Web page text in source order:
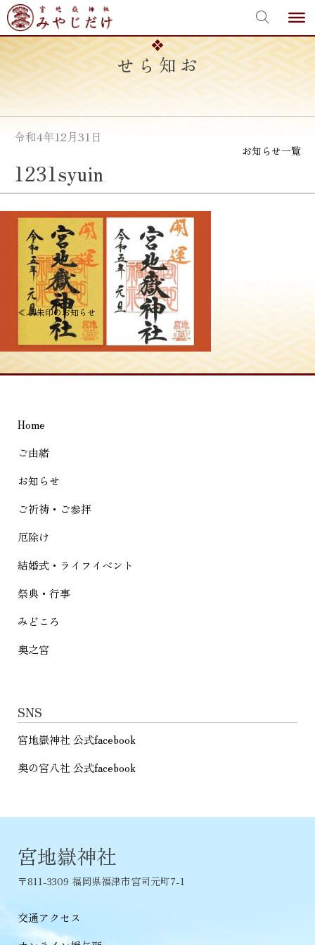
Skip
to
content
お知らせ
令和4年12月31日
お知らせ一覧
1231syuin
投
稿
ナ
ビ
ー
シ
ョ
ン
≪ 御朱印のお知らせ
Home
ご由緒
お知らせ
ご祈祷・ご参拝
厄除け
結婚式・ライフイベント
祭典・行事
みどころ
奥之宮
SNS
宮地嶽神社 公式facebook
奥の宮八社 公式facebook
宮地嶽神社
〒811-3309 福岡県福津市宮司元町7-1
交通アクセス